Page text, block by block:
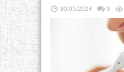
30/05/2024 0